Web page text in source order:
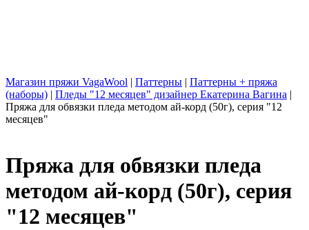
Магазин пряжи VagaWool | Паттерны | Паттерны + пряжа
(наборы) | Пледы "12 месяцев" дизайнер Екатерина Вагина |
Пряжа для обвязки пледа методом ай-корд (50г), серия "12
месяцев"
Пряжа для обвязки пледа
методом ай-корд (50г), серия
"12 месяцев"